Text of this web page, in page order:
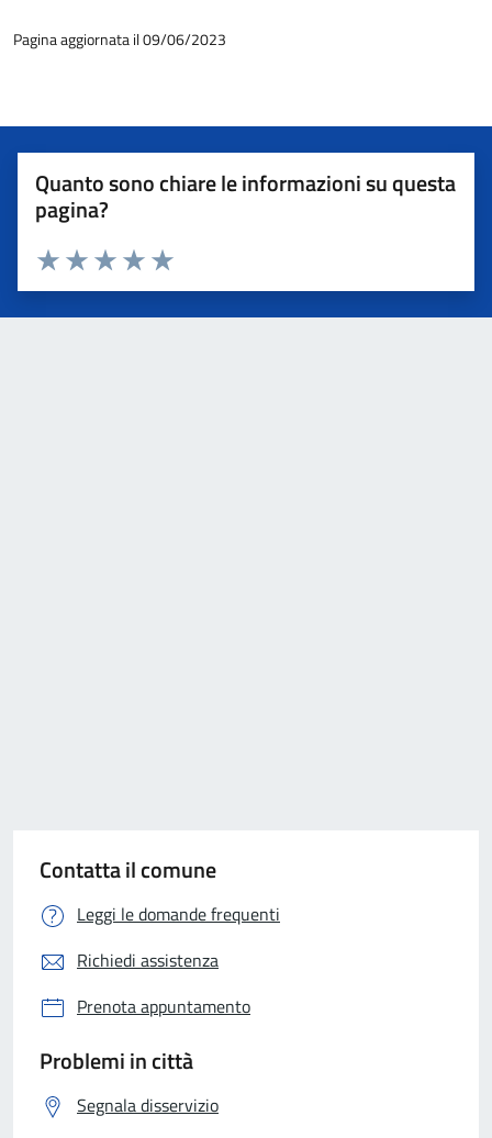
Pagina aggiornata il 09/06/2023
Quanto sono chiare le informazioni su questa
pagina?
Valuta 5 stelle su 5
Valuta 4 stelle su 5
Valuta 3 stelle su 5
Valuta 2 stelle su 5
Valuta 1 stelle su 5
Contatta il comune
Leggi le domande frequenti
Richiedi assistenza
Prenota appuntamento
Problemi in città
Segnala disservizio